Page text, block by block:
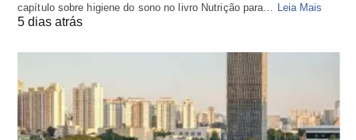
capítulo sobre higiene do sono no livro Nutrição para… Leia Mais
5 dias atrás